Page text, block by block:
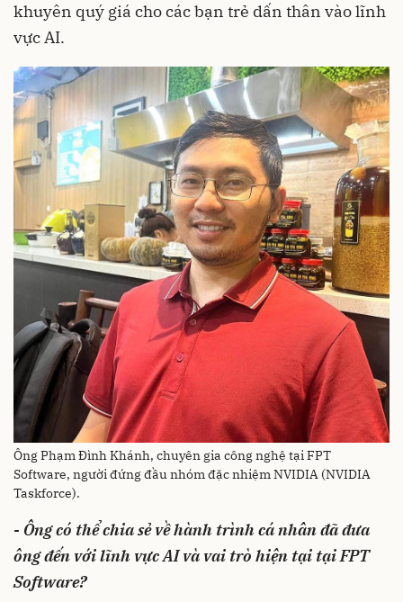
khuyên quý giá cho các bạn trẻ dấn thân vào lĩnh
vực AI.
Ông Phạm Đình Khánh, chuyên gia công nghệ tại FPT
Software, người đứng đầu nhóm đặc nhiệm NVIDIA (NVIDIA
Taskforce).
- Ông có thể chia sẻ về hành trình cá nhân đã đưa
ông đến với lĩnh vực AI và vai trò hiện tại tại FPT
Software?